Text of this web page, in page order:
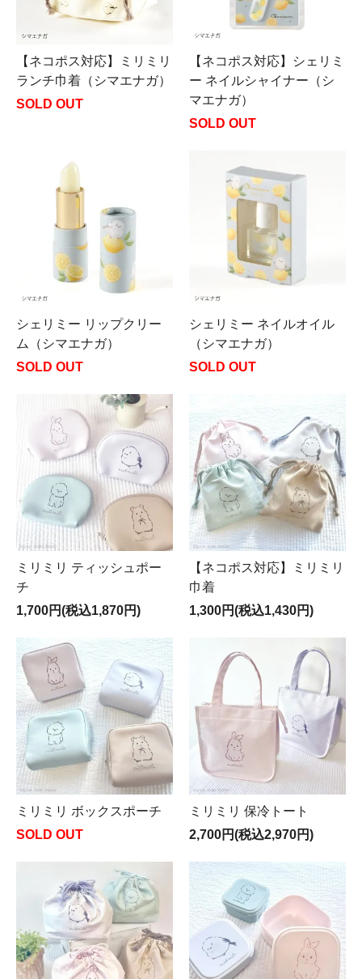
【ネコポス対応】ミリミリ
ランチ巾着（シマエナガ）
SOLD OUT
【ネコポス対応】シェリミ
ー ネイルシャイナー（シ
マエナガ）
SOLD OUT
シェリミー リップクリー
ム（シマエナガ）
SOLD OUT
シェリミー ネイルオイル
（シマエナガ）
SOLD OUT
ミリミリ ティッシュポー
チ
1,700円(税込1,870円)
【ネコポス対応】ミリミリ
巾着
1,300円(税込1,430円)
ミリミリ ボックスポーチ
SOLD OUT
ミリミリ 保冷トート
2,700円(税込2,970円)